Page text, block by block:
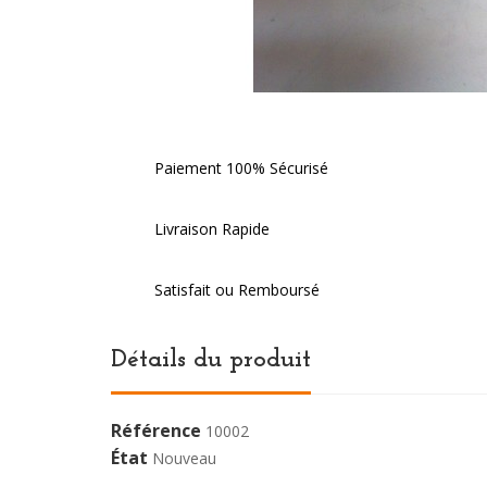
Paiement 100% Sécurisé
Livraison Rapide
Satisfait ou Remboursé
Détails du produit
Référence 10002
État Nouveau